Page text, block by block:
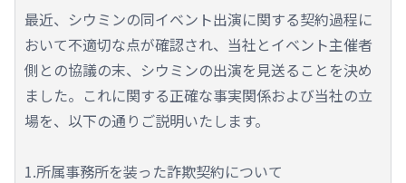
最近、シウミンの同イベント出演に関する契約過程に
おいて不適切な点が確認され、当社とイベント主催者
側との協議の末、シウミンの出演を見送ることを決め
ました。これに関する正確な事実関係および当社の立
場を、以下の通りご説明いたします。
1.所属事務所を装った詐欺契約について